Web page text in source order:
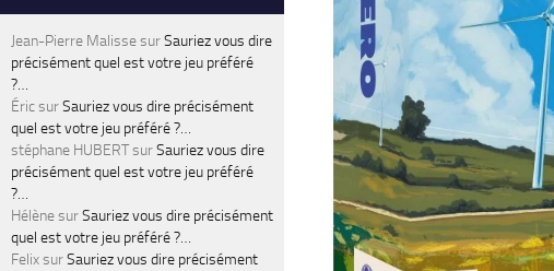
Jean-Pierre MalissesurSauriez vous dire
précisément quel est votre jeu préféré
?…
ÉricsurSauriez vous dire précisément
quel est votre jeu préféré ?…
stéphane HUBERTsurSauriez vous dire
précisément quel est votre jeu préféré
?…
HélènesurSauriez vous dire précisément
quel est votre jeu préféré ?…
FelixsurSauriez vous dire précisément